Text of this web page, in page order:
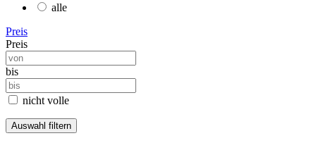
alle
Preis
Preis
bis
nicht volle